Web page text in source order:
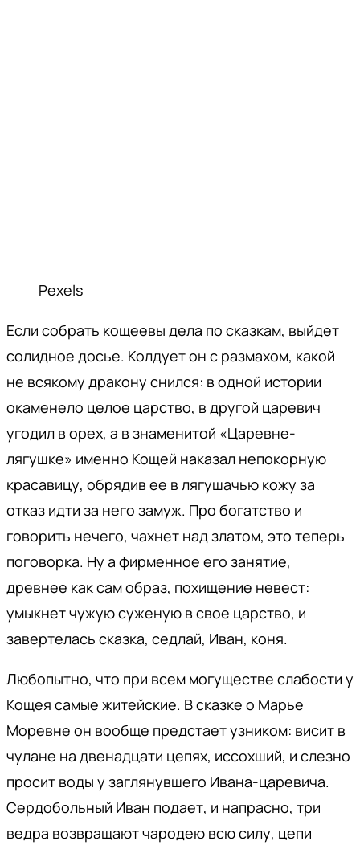
Pexels
Если собрать кощеевы дела по сказкам, выйдет
солидное досье. Колдует он с размахом, какой
не всякому дракону снился: в одной истории
окаменело целое царство, в другой царевич
угодил в орех, а в знаменитой «Царевне-
лягушке» именно Кощей наказал непокорную
красавицу, обрядив ее в лягушачью кожу за
отказ идти за него замуж. Про богатство и
говорить нечего, чахнет над златом, это теперь
поговорка. Ну а фирменное его занятие,
древнее как сам образ, похищение невест:
умыкнет чужую суженую в свое царство, и
завертелась сказка, седлай, Иван, коня.
Любопытно, что при всем могуществе слабости у
Кощея самые житейские. В сказке о Марье
Моревне он вообще предстает узником: висит в
чулане на двенадцати цепях, иссохший, и слезно
просит воды у заглянувшего Ивана-царевича.
Сердобольный Иван подает, и напрасно, три
ведра возвращают чародею всю силу, цепи